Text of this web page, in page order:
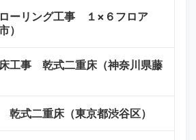
ーリング工事 １×６フロア
）
工事 乾式二重床（神奈川県藤
式二重床（東京都渋谷区）